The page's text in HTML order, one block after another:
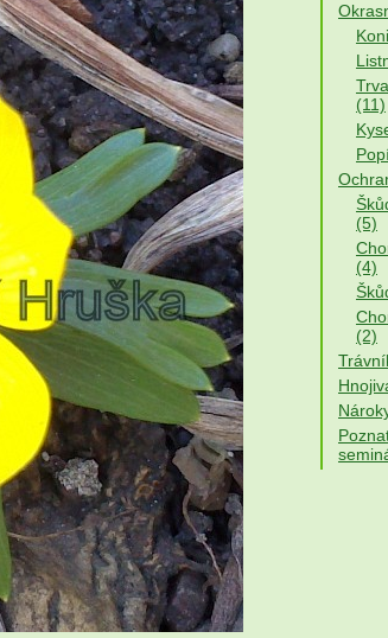
(11)
(5)
(4)
(2)